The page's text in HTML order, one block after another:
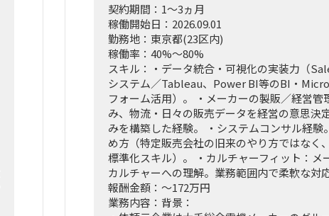
契約期間：1～3ヵ月
稼働開始日：2026.09.01
勤務地：東京都(23区内)
稼働率：40%～80%
スキル：・データ統合・可視化の実装力（
システム／Tableau、Power BI等のBI・
フォーム活用）。 ・メーカーの製販／経営管
み、物流・日々の販売データを経営の意思決
みを構築した経験。 ・システムコンサル経験
め方（特定販売会社の旧来のやり方ではなく
標準化スキル）。 ・カルチャーフィット：メ
カルチャーへの理解。業務範囲内で柔軟な対
報酬金額：～172万円
業務内容：背景：